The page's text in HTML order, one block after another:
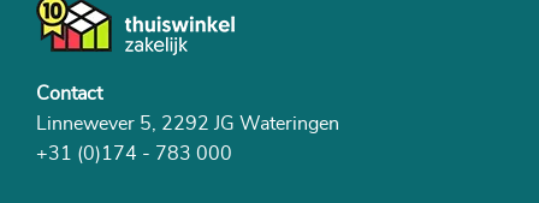
Contact
Linnewever 5, 2292 JG Wateringen
+31 (0)174 - 783 000